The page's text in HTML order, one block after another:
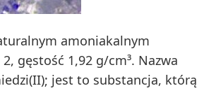
amoniakalnym
gęstość 1,92 g/cm³. Nazwa
jest to substancja, którą